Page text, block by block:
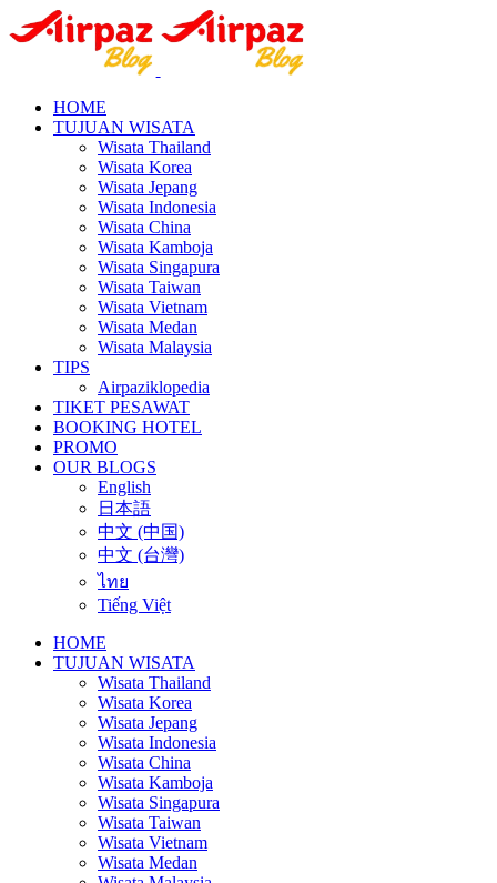
HOME
TUJUAN WISATA
Wisata Thailand
Wisata Korea
Wisata Jepang
Wisata Indonesia
Wisata China
Wisata Kamboja
Wisata Singapura
Wisata Taiwan
Wisata Vietnam
Wisata Medan
Wisata Malaysia
TIPS
Airpaziklopedia
TIKET PESAWAT
BOOKING HOTEL
PROMO
OUR BLOGS
English
日本語
中文 (中国)
中文 (台灣)
ไทย
Tiếng Việt
HOME
TUJUAN WISATA
Wisata Thailand
Wisata Korea
Wisata Jepang
Wisata Indonesia
Wisata China
Wisata Kamboja
Wisata Singapura
Wisata Taiwan
Wisata Vietnam
Wisata Medan